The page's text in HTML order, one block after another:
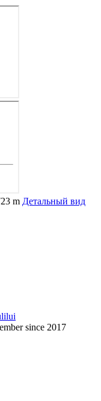
m Детальный вид
since 2017